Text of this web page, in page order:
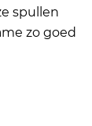
spullen
zo goed